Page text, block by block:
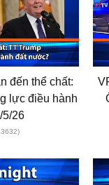
đến thể chất:
lực điều hành
5/26